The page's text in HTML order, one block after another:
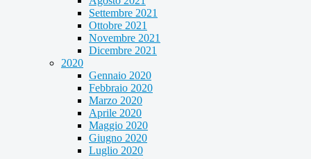
Settembre 2021
Ottobre 2021
Novembre 2021
Dicembre 2021
2020
Gennaio 2020
Febbraio 2020
Marzo 2020
Aprile 2020
Maggio 2020
Giugno 2020
Luglio 2020